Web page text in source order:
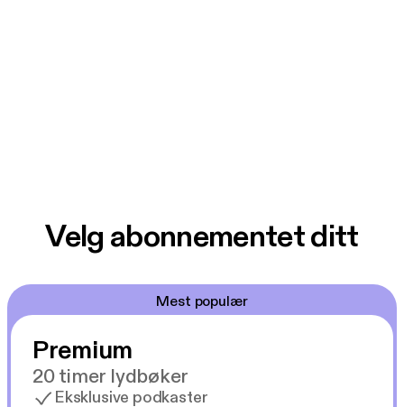
Velg abonnementet ditt
Mest populær
Premium
20 timer lydbøker
Eksklusive podkaster